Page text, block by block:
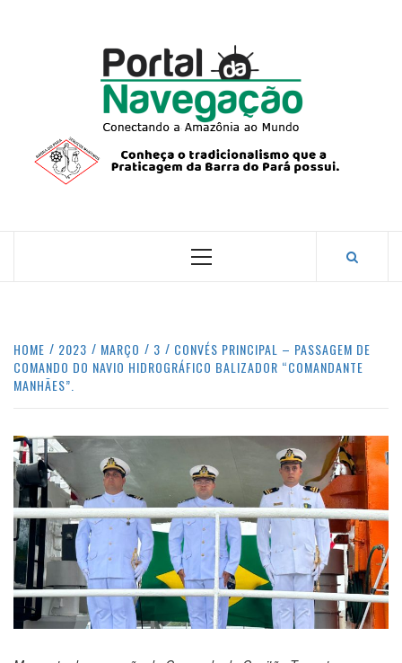
CONECTANDO A AMAZÔNIA COM O MUNDO.
Primary
HOME 2023 MARÇO 3
CONVÉS PRINCIPAL – PASSAGEM DE
COMANDO DO NAVIO HIDROGRÁFICO BALIZADOR “COMANDANTE
MANHÃES”.